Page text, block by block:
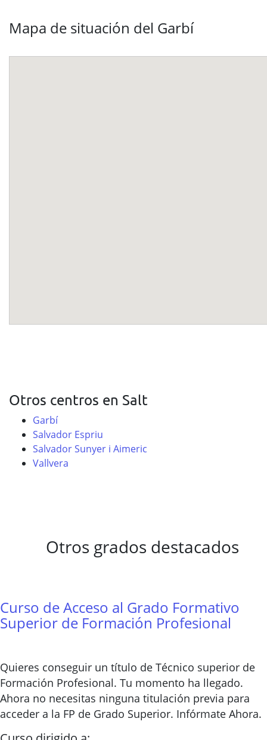
Mapa de situación del Garbí
Otros centros en Salt
Garbí
Salvador Espriu
Salvador Sunyer i Aimeric
Vallvera
Otros grados destacados
Curso de Acceso al Grado Formativo
Superior de Formación Profesional
Quieres conseguir un título de Técnico superior de
Formación Profesional. Tu momento ha llegado.
Ahora no necesitas ninguna titulación previa para
acceder a la FP de Grado Superior. Infórmate Ahora.